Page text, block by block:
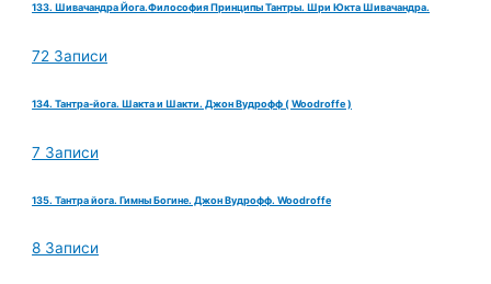
133. Шивачандра Йога.Философия Принципы Тантры. Шри Юкта Шивачандра.
72 Записи
134. Тантра-йога. Шакта и Шакти. Джон Вудрофф ( Woodroffe )
7 Записи
135. Тантра йога. Гимны Богине. Джон Вудрофф. Woodroffe
8 Записи